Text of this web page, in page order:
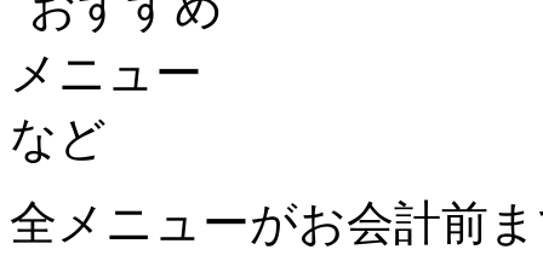
全メニューがお会計前